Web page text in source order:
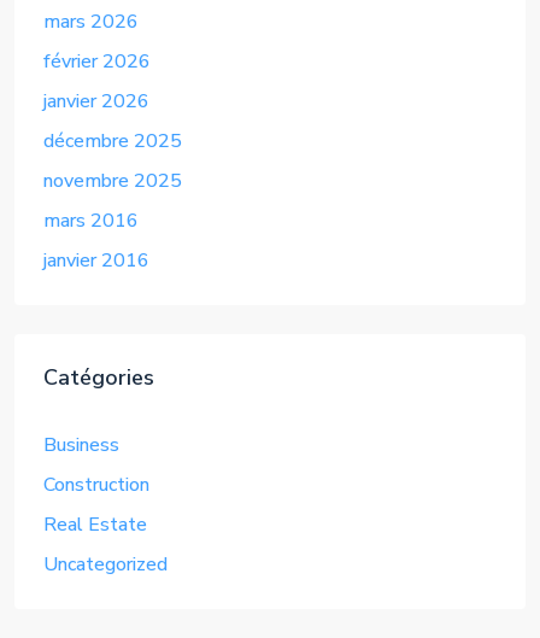
mars 2026
février 2026
janvier 2026
décembre 2025
novembre 2025
mars 2016
janvier 2016
Catégories
Business
Construction
Real Estate
Uncategorized